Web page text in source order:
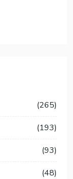
(265)
(193)
(93)
(48)